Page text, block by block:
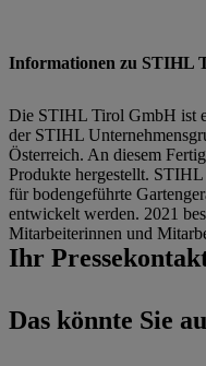
Informationen zu STIHL
Die STIHL Tirol GmbH ist
der STIHL
Österreich. An diesem
Produkte hergestellt.
für bodengeführte
entwickelt werden. 2021
Mitarbeiterinnen und
Ihr
Das könnte Sie